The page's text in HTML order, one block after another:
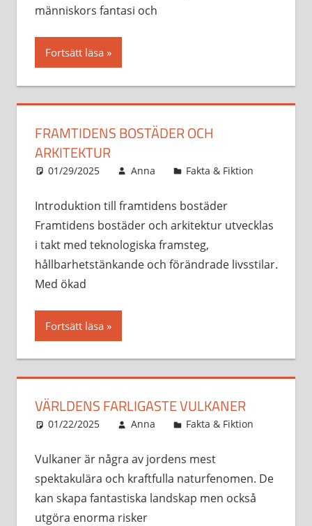
människors fantasi och
Fortsätt läsa
FRAMTIDENS BOSTÄDER OCH
ARKITEKTUR
01/29/2025 Anna Fakta & Fiktion
Introduktion till framtidens bostäder
Framtidens bostäder och arkitektur utvecklas
i takt med teknologiska framsteg,
hållbarhetstänkande och förändrade livsstilar.
Med ökad
Fortsätt läsa
VÄRLDENS FARLIGASTE VULKANER
01/22/2025 Anna Fakta & Fiktion
Vulkaner är några av jordens mest
spektakulära och kraftfulla naturfenomen. De
kan skapa fantastiska landskap men också
utgöra enorma risker